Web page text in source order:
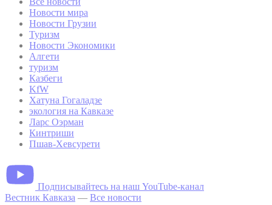
Новости мира
Новости Грузии
Туризм
Новости Экономики
Алгети
туризм
Казбеги
KfW
Хатуна Гогаладзе
экология на Кавказе
Ларс Оэрман
Кинтриши
Пшав-Хевсурети
Подписывайтесь на наш YouTube-канал
Вестник Кавказа — Все новости